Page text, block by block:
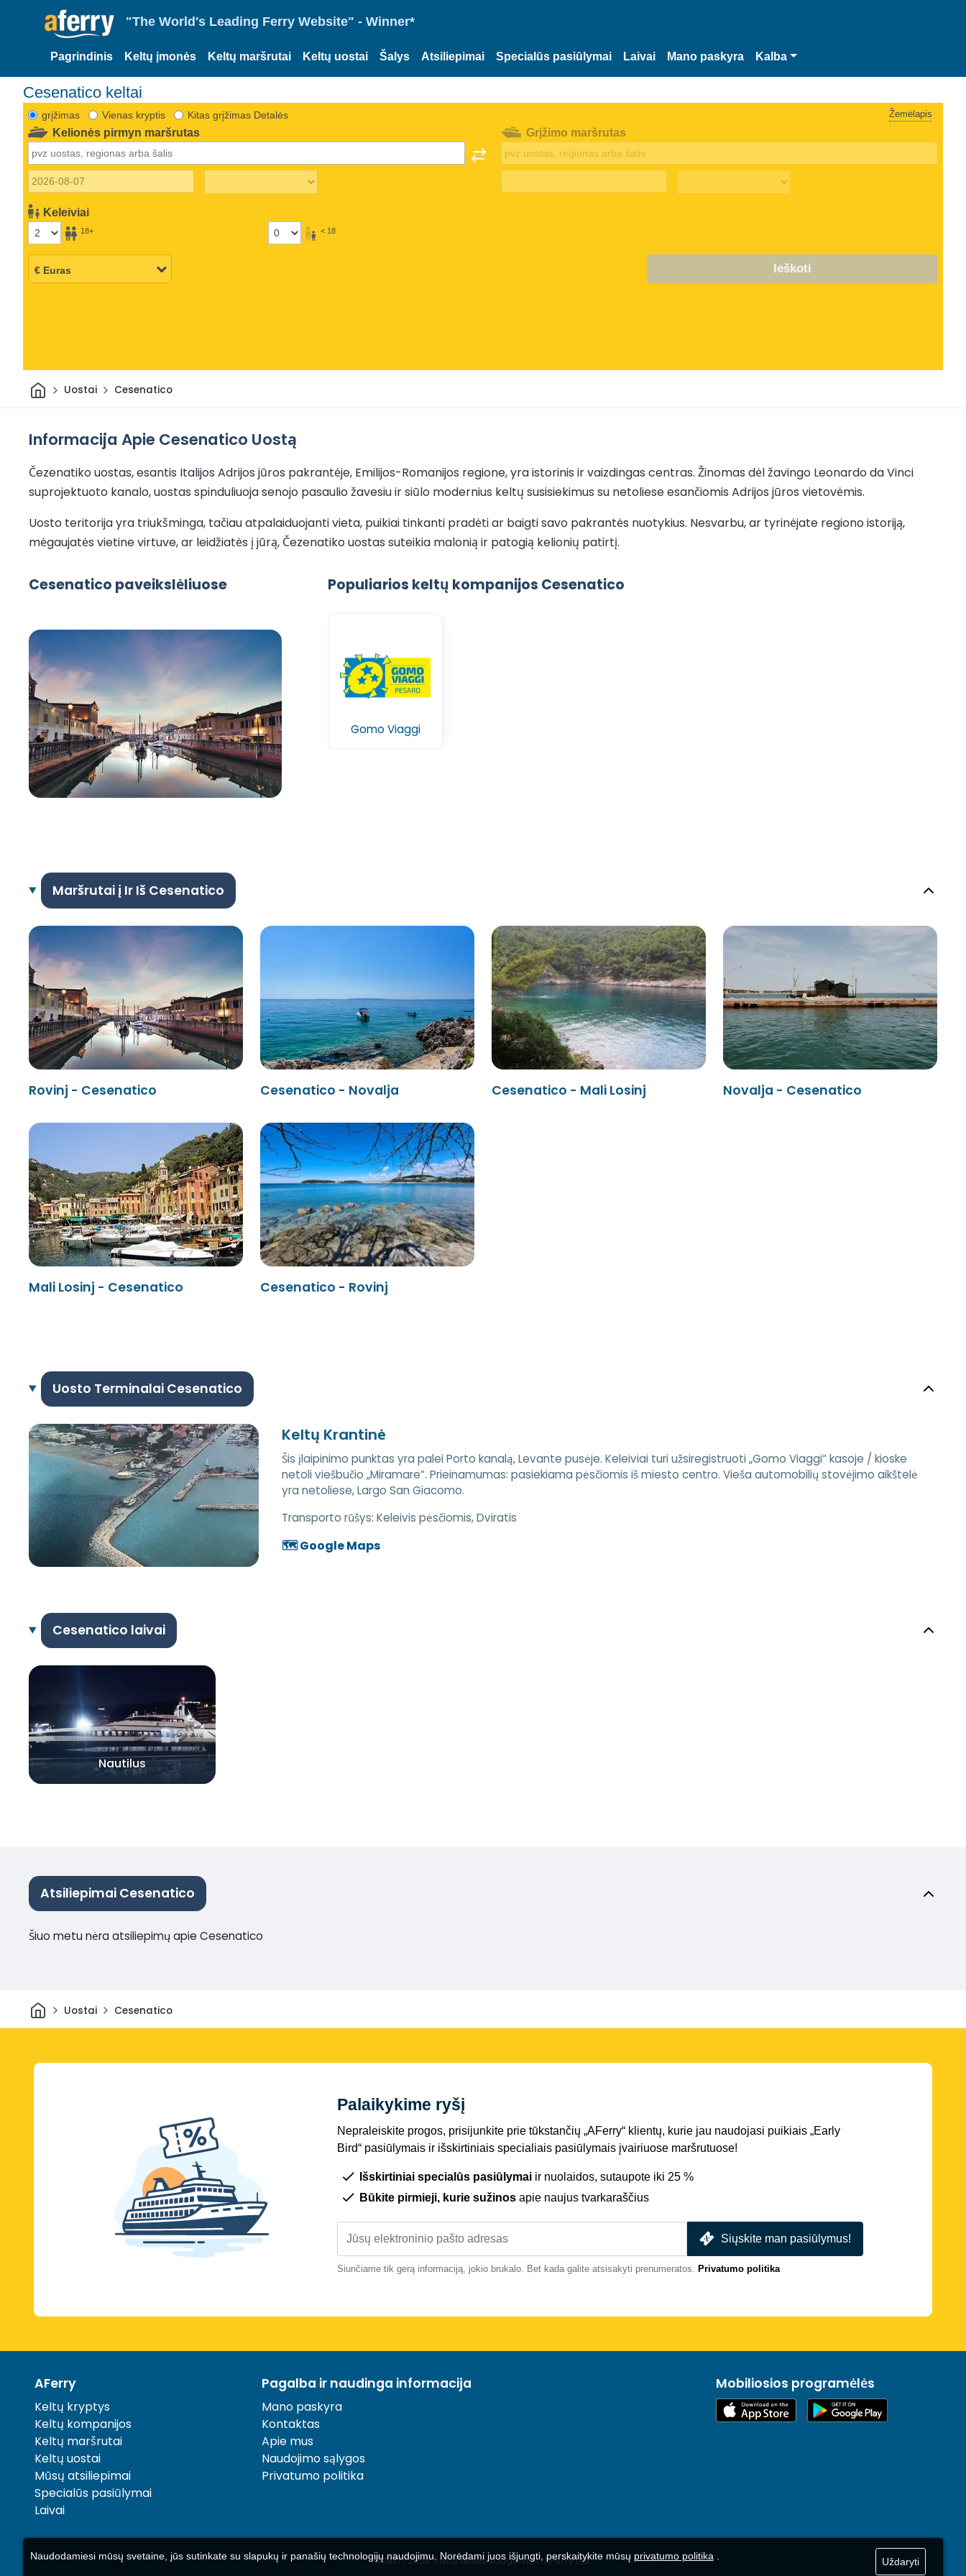
"The World's Leading Ferry Website" - Winner*
Pagrindinis Keltų įmonės Keltų maršrutai Keltų uostai Šalys Atsiliepimai Specialūs pasiūlymai Laivai Mano paskyra Kalba
Cesenatico keltai
grįžimas Vienas kryptis Kitas grįžimas Detalės Žemėlapis
Kelionės pirmyn maršrutas
Keleiviai
18+ < 18
Grįžimo maršrutas
Ieškoti
Pradžia
Uostai Cesenatico
Informacija Apie Cesenatico Uostą
Čezenatiko uostas, esantis Italijos Adrijos jūros pakrantėje, Emilijos-Romanijos regione, yra istorinis ir vaizdingas centras. Žinomas dėl žavingo Leonardo da Vinci
suprojektuoto kanalo, uostas spinduliuoja senojo pasaulio žavesiu ir siūlo modernius keltų susisiekimus su netoliese esančiomis Adrijos jūros vietovėmis.
Uosto teritorija yra triukšminga, tačiau atpalaiduojanti vieta, puikiai tinkanti pradėti ar baigti savo pakrantės nuotykius. Nesvarbu, ar tyrinėjate regiono istoriją,
mėgaujatės vietine virtuve, ar leidžiatės į jūrą, Čezenatiko uostas suteikia malonią ir patogią kelionių patirtį.
Cesenatico paveikslėliuose Populiarios keltų kompanijos Cesenatico
Gomo Viaggi
Maršrutai į Ir Iš Cesenatico
Rovinj - Cesenatico Cesenatico - Novalja Cesenatico - Mali Losinj Novalja - Cesenatico
Mali Losinj - Cesenatico Cesenatico - Rovinj
Uosto Terminalai Cesenatico
Keltų Krantinė
Šis įlaipinimo punktas yra palei Porto kanalą, Levante pusėje. Keleiviai turi užsiregistruoti „Gomo Viaggi“ kasoje / kioske
netoli viešbučio „Miramare“. Prieinamumas: pasiekiama pėsčiomis iš miesto centro. Vieša automobilių stovėjimo aikštelė
yra netoliese, Largo San Giacomo.
Transporto rūšys: Keleivis pėsčiomis, Dviratis
🗺️ Google Maps
Cesenatico laivai
Nautilus
Atsiliepimai Cesenatico
Šiuo metu nėra atsiliepimų apie Cesenatico
Pradžia
Uostai Cesenatico
Palaikykime ryšį
Nepraleiskite progos, prisijunkite prie tūkstančių „AFerry“ klientų, kurie jau naudojasi puikiais „Early
Bird“ pasiūlymais ir išskirtiniais specialiais pasiūlymais įvairiuose maršrutuose!
Išskirtiniai specialūs pasiūlymai ir nuolaidos, sutaupote iki 25 %
Būkite pirmieji, kurie sužinos apie naujus tvarkaraščius
Siųskite man pasiūlymus!
Siunčiame tik gerą informaciją, jokio brukalo. Bet kada galite atsisakyti prenumeratos. Privatumo politika
AFerry
Keltų kryptys
Keltų kompanijos
Keltų maršrutai
Keltų uostai
Mūsų atsiliepimai
Specialūs pasiūlymai
Laivai
Pagalba ir naudinga informacija
Mano paskyra
Kontaktas
Apie mus
Naudojimo sąlygos
Privatumo politika
Mobiliosios programėlės
© 1977-2026Visos teisės saugomos. AFerry Ltd..
Naudodamiesi mūsų svetaine, jūs sutinkate su slapukų ir panašių technologijų naudojimu. Norėdami juos išjungti, perskaitykite mūsų privatumo politika Uždaryti